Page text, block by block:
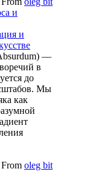
и
и
—
в
до
Мы
как
From oleg bit